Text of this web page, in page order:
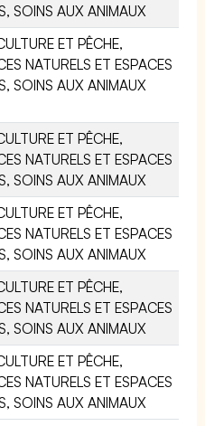
SOINS AUX ANIMAUX
ET PÊCHE,
NATURELS ET ESPACES
SOINS AUX ANIMAUX
ET PÊCHE,
NATURELS ET ESPACES
SOINS AUX ANIMAUX
ET PÊCHE,
NATURELS ET ESPACES
SOINS AUX ANIMAUX
ET PÊCHE,
NATURELS ET ESPACES
SOINS AUX ANIMAUX
ET PÊCHE,
NATURELS ET ESPACES
SOINS AUX ANIMAUX